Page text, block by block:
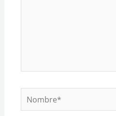
Nombre*